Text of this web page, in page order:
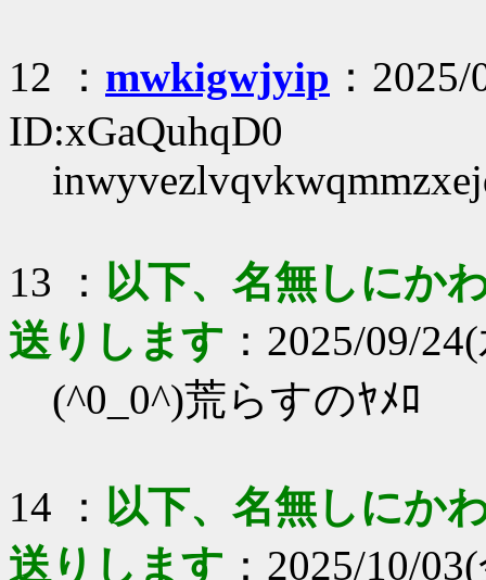
12 ： mwkigwjyip ：
ID:xGaQuhqD0
13 ： 以下、名無しにか
送りします ：2025/09/
(^0_0^)荒らすのﾔﾒﾛ
14 ： 以下、名無しにか
送りします ：2025/10/